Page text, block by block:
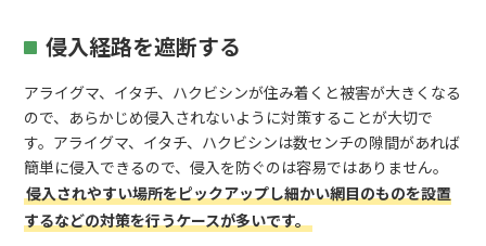
侵入経路を遮断する
アライグマ、イタチ、ハクビシンが住み着くと被害が大きくなる
ので、あらかじめ侵入されないように対策することが大切で
す。アライグマ、イタチ、ハクビシンは数センチの隙間があれば
簡単に侵入できるので、侵入を防ぐのは容易ではありません。
侵入されやすい場所をピックアップし細かい網目のものを設置
するなどの対策を行うケースが多いです。